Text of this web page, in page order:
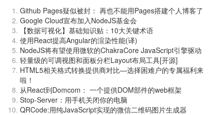
Github Pages疑似被封： 再也不能用Pages搭建个人博客了
Google Cloud宣布加入NodeJS基金会
【数据可视化】基础知识贴：10大关键术语
使用React提高Angular的渲染性能(译)
NodeJS将有望使用微软的ChakraCore JavaScript引擎驱动
轻量级的可调视图和面板分栏Layout布局工具[开源]
HTML5相关格式转换提供商对比—选择困难户的专属福利来
啦！
从React到Domcom： 一个提供DOM部件的web框架
Stop-Server：用手机关闭你的电脑
QRCode:用纯JavaScript实现的微信二维码图片生成器